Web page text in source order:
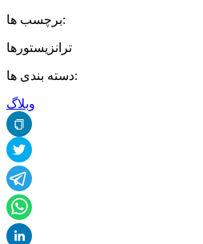
برچسب ها:
ترانزیستورها
دسته بندی ها:
وبلاگ